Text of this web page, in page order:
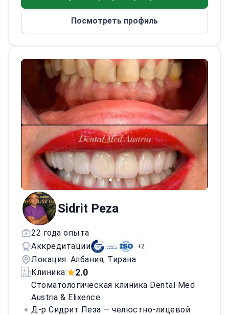
работы с иностранными пациентами.
9001 и прошедшем аудит TÜV NORD
партнере швейцарского производителя
Ivoclar Vivadent.
Посмотреть профиль
Sidrit Peza
22 года опыта
Аккредитации
+2
Локация: Албания, Тирана
Клиника:
2.0
Стоматологическая клиника Dental Med
Austria & Elixence
Д-р Сидрит Пеза — челюстно-лицевой